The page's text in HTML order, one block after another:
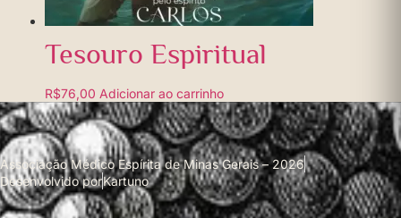
Tesouro Espiritual
R$76,00 Adicionar ao carrinho
Associação Médico Espírita de Minas Gerais – 2026
Desenvolvido porKartuno